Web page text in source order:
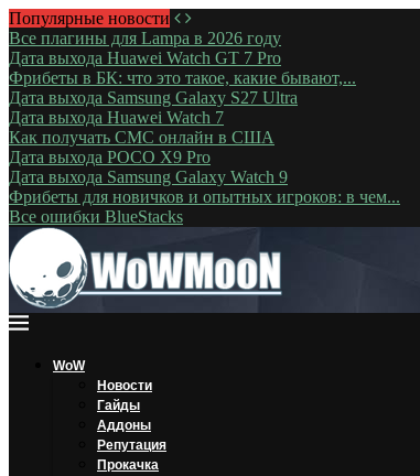
Популярные новости
Все плагины для Lampa в 2026 году
Дата выхода Huawei Watch GT 7 Pro
Фрибеты в БК: что это такое, какие бывают,...
Дата выхода Samsung Galaxy S27 Ultra
Дата выхода Huawei Watch 7
Как получать СМС онлайн в США
Дата выхода POCO X9 Pro
Дата выхода Samsung Galaxy Watch 9
Фрибеты для новичков и опытных игроков: в чем...
Все ошибки BlueStacks
WoW
Новости
Гайды
Аддоны
Репутация
Прокачка